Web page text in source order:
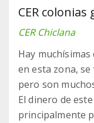
CER colonias
CER Chiclana
Hay
en esta zona,
pero son
El dinero de
principalmente